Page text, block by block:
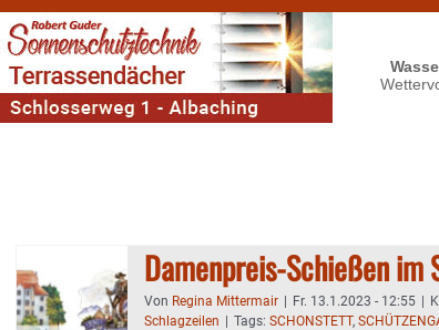
Damenpreis-Schießen im
Von Regina Mittermair Fr. 13.1.2023 - 12:55
Schlagzeilen
Tags: SCHONSTETT,